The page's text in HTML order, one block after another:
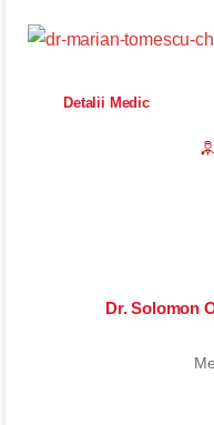
Detalii Medic
Dr. Solomon